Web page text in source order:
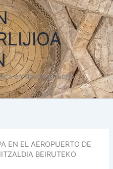
en Navarra - Erlijio
EN EL AEROPUERTO DE
BEIRUTEKO